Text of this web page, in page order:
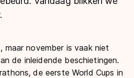
Schaatstijd
november is vaak niet
de inleidende beschietingen.
de eerste World Cups in